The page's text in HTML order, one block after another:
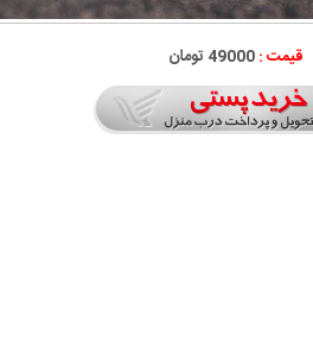
قیمت :49000 تومان